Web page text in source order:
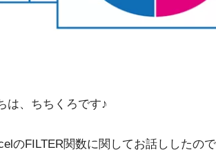
は、ちちくろです♪
のFILTER関数に関してお話ししたの